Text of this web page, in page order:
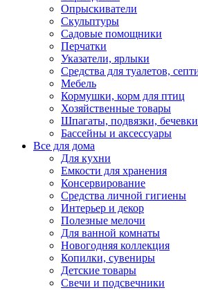
Опрыскиватели
Скульптуры
Садовые помощники
Перчатки
Указатели, ярлыки
Средства для туалетов,
Мебель
Кормушки, корм для птиц
Хозяйственные товары
Шпагаты, подвязки, бечевки
Бассейны и аксессуары
Все для дома
Для кухни
Емкости для хранения
Консервирование
Средства личной гигиены
Интерьер и декор
Полезные мелочи
Для ванной комнаты
Новогодняя коллекция
Копилки, сувениры
Детские товары
Свечи и подсвечники